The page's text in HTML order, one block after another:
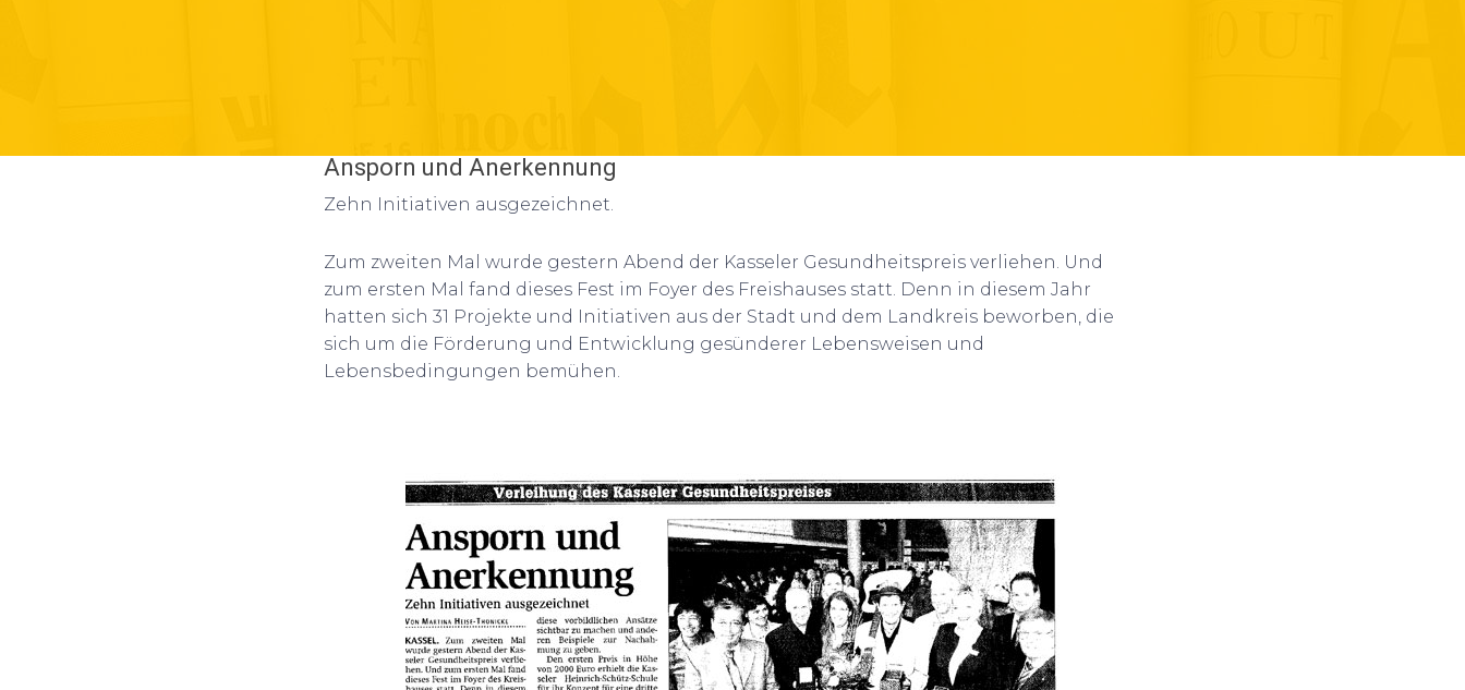
Ansporn und Anerkennung
Zehn Initiativen ausgezeichnet.
Zum zweiten Mal wurde gestern Abend der Kasseler Gesundheitspreis verliehen. Und
zum ersten Mal fand dieses Fest im Foyer des Freishauses statt. Denn in diesem Jahr
hatten sich 31 Projekte und Initiativen aus der Stadt und dem Landkreis beworben, die
sich um die Förderung und Entwicklung gesünderer Lebensweisen und
Lebensbedingungen bemühen.